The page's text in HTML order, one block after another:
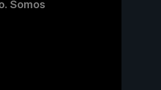
Somos